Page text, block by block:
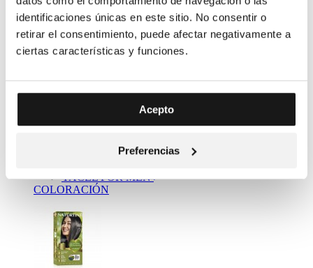
identificaciones únicas en este sitio. No consentir o
retirar el consentimiento, puede afectar negativamente a
ciertas características y funciones.
Acepto
Preferencias
11,20 €
NATURTINT
YACEL FOR MEN
COLORACIÓN